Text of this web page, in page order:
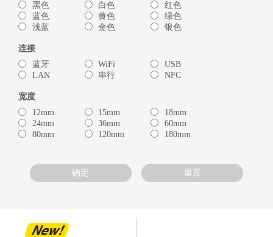
黑色
白色
红色
蓝色
黄色
绿色
浅蓝
金色 银色
连接
蓝牙
WiFi
USB
LAN
串行 NFC
宽度
12mm
15mm
18mm
24mm
36mm
60mm
80mm
120mm 180mm
确定 重置